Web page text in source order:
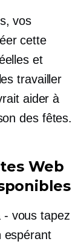
vos
cette
et
travailler
aider à
des fêtes.
Web
- vous tapez
espérant